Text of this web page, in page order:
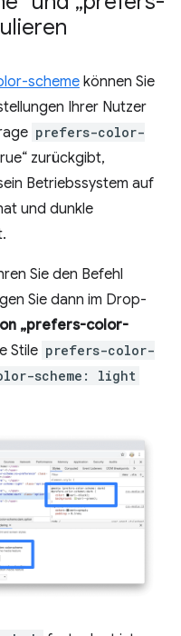
scheme können Sie
Ihrer Nutzer
prefers-color-
zurückgibt,
Betriebssystem auf
und dunkle
Sie den Befehl
Sie dann im Drop-
„prefers-color-
Stile prefers-color-
scheme: light